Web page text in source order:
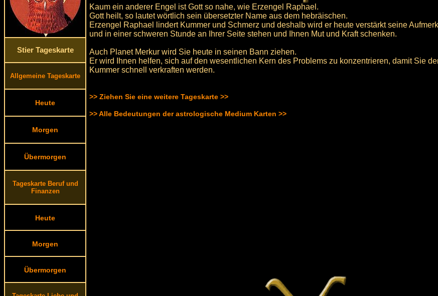
Stier Tageskarte
Allgemeine Tageskarte
Heute
Morgen
Übermorgen
Tageskarte Beruf und
Finanzen
Heute
Morgen
Übermorgen
Kaum ein anderer Engel ist Gott so nahe, wie Erzengel Raphael.
Gott heilt, so lautet wörtlich sein übersetzter Name aus dem hebräischen.
Erzengel Raphael lindert Kummer und Schmerz und deshalb wird er heute verstärkt seine
und in einer schweren Stunde an Ihrer Seite stehen und Ihnen Mut und Kraft schenken.
Auch Planet Merkur wird Sie heute in seinen Bann ziehen.
Er wird Ihnen helfen, sich auf den wesentlichen Kern des Problems zu konzentrieren, damit Sie
Kummer schnell verkraften werden.
>> Ziehen Sie eine weitere Tageskarte >>
>> Alle Bedeutungen der astrologische Medium Karten >>